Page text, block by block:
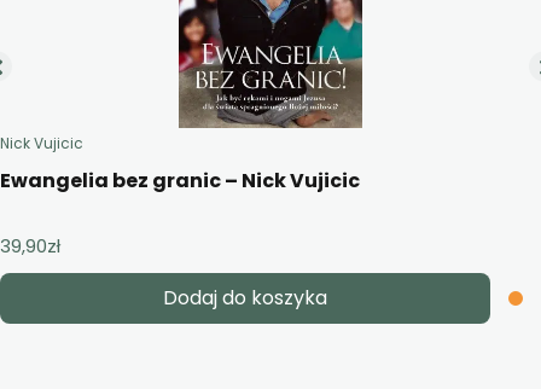
Nick Vujicic
Ewangelia bez granic – Nick Vujicic
39,90zł
Dodaj do koszyka